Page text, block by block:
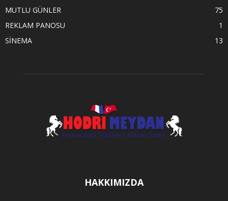
MUTLU GÜNLER
75
REKLAM PANOSU
1
SİNEMA
13
HAKKIMIZDA